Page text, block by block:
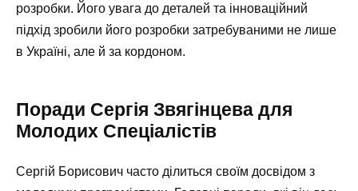
розробки. Його увага до деталей та інноваційний
підхід зробили його розробки затребуваними не лише
в Україні, але й за кордоном.
Поради Сергія Звягінцева для
Молодих Спеціалістів
Сергій Борисович часто ділиться своїм досвідом з